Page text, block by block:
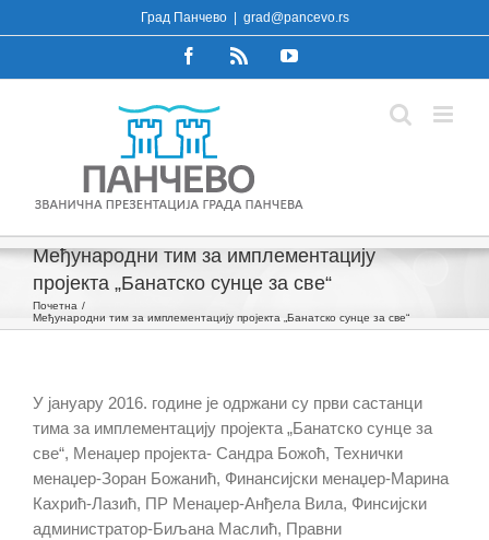
to
Град Панчево grad@pancevo.rs
FacebookRss YouTube
Међународни тим за имплементацију
пројекта „Банатско сунце за све“
Почетна
Међународни тим за имплементацију пројекта „Банатско сунце за све“
У јануару 2016. године је одржани су први састанци
тима за имплементацију пројекта „Банатско сунце за
све“, Менаџер пројекта- Сандра Божоћ, Технички
менаџер-Зоран Божанић, Финансијски менаџер-Марина
Кахрић-Лазић, ПР Менаџер-Анђела Вила, Финсијски
администратор-Биљана Маслић, Правни